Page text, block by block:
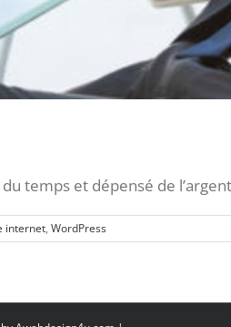
temps et dépensé de
internet, WordPress